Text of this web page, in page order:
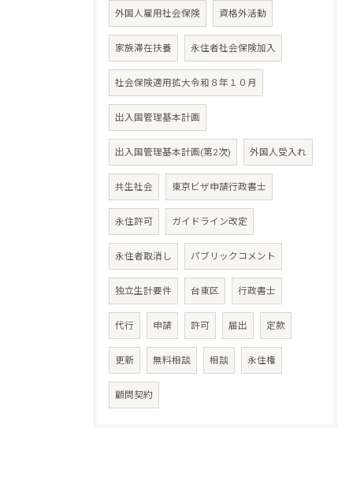
外国人雇用社会保険 資格外活動
家族滞在扶養 永住者社会保険加入
社会保険適用拡大令和８年１０月
出入国管理基本計画
出入国管理基本計画(第2次) 外国人受入れ
共生社会 東京ビザ申請行政書士
永住許可 ガイドライン改定
永住者取消し パブリックコメント
独立生計要件 台東区 行政書士
代行 申請 許可 届出 定款
更新 無料相談 相談 永住権
顧問契約